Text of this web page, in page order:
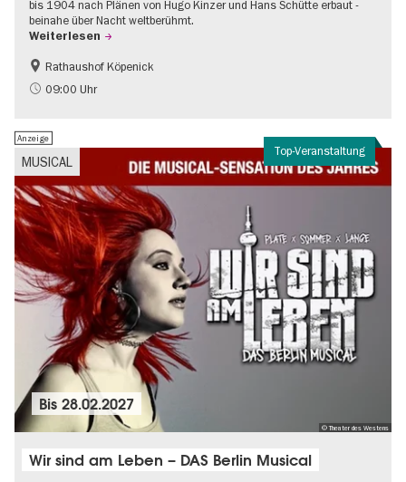
bis 1904 nach Plänen von Hugo Kinzer und Hans Schütte erbaut -
beinahe über Nacht weltberühmt.
Weiterlesen
Geschichte
Going local Berlin
Rathaushof Köpenick
09:00 Uhr
Top-Veranstaltung
MUSICAL
Anzeige
© Theater des Westens
Bis28.02.2027
Wir sind am Leben – DAS Berlin Musical